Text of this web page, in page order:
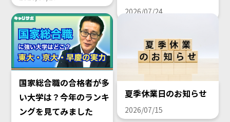
2026/07/24
国家総合職の合格者が多
い大学は？今年のランキ
ングを見てみました
夏季休業日のお知らせ
2026/07/15